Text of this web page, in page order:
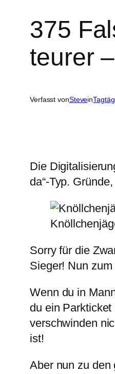
375
teurer
Verfasst vonStevein
Die
da“-Typ.
Sorry für die
Sieger! Nun zum
Wenn du in
du ein
verschwinden
ist!
Aber nun zu den